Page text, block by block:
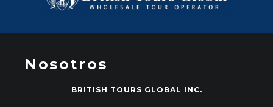
Nosotros
BRITISH TOURS GLOBAL INC.